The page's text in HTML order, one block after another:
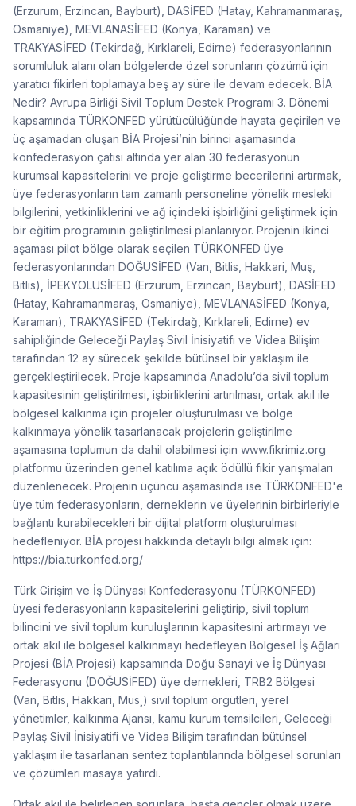
(Erzurum, Erzincan, Bayburt), DASİFED (Hatay, Kahramanmaraş,
Osmaniye), MEVLANASİFED (Konya, Karaman) ve
TRAKYASİFED (Tekirdağ, Kırklareli, Edirne) federasyonlarının
sorumluluk alanı olan bölgelerde özel sorunların çözümü için
yaratıcı fikirleri toplamaya beş ay süre ile devam edecek. BİA
Nedir? Avrupa Birliği Sivil Toplum Destek Programı 3. Dönemi
kapsamında TÜRKONFED yürütücülüğünde hayata geçirilen ve
üç aşamadan oluşan BİA Projesi’nin birinci aşamasında
konfederasyon çatısı altında yer alan 30 federasyonun
kurumsal kapasitelerini ve proje geliştirme becerilerini artırmak,
üye federasyonların tam zamanlı personeline yönelik mesleki
bilgilerini, yetkinliklerini ve ağ içindeki işbirliğini geliştirmek için
bir eğitim programının geliştirilmesi planlanıyor. Projenin ikinci
aşaması pilot bölge olarak seçilen TÜRKONFED üye
federasyonlarından DOĞUSİFED (Van, Bitlis, Hakkari, Muş,
Bitlis), İPEKYOLUSİFED (Erzurum, Erzincan, Bayburt), DASİFED
(Hatay, Kahramanmaraş, Osmaniye), MEVLANASİFED (Konya,
Karaman), TRAKYASİFED (Tekirdağ, Kırklareli, Edirne) ev
sahipliğinde Geleceği Paylaş Sivil İnisiyatifi ve Videa Bilişim
tarafından 12 ay sürecek şekilde bütünsel bir yaklaşım ile
gerçekleştirilecek. Proje kapsamında Anadolu’da sivil toplum
kapasitesinin geliştirilmesi, işbirliklerini artırılması, ortak akıl ile
bölgesel kalkınma için projeler oluşturulması ve bölge
kalkınmaya yönelik tasarlanacak projelerin geliştirilme
aşamasına toplumun da dahil olabilmesi için www.fikrimiz.org
platformu üzerinden genel katılıma açık ödüllü fikir yarışmaları
düzenlenecek. Projenin üçüncü aşamasında ise TÜRKONFED'e
üye tüm federasyonların, derneklerin ve üyelerinin birbirleriyle
bağlantı kurabilecekleri bir dijital platform oluşturulması
hedefleniyor. BİA projesi hakkında detaylı bilgi almak için:
https://bia.turkonfed.org/
Türk Girişim ve İş Dünyası Konfederasyonu (TÜRKONFED)
üyesi federasyonların kapasitelerini geliştirip, sivil toplum
bilincini ve sivil toplum kuruluşlarının kapasitesini artırmayı ve
ortak akıl ile bölgesel kalkınmayı hedefleyen Bölgesel İş Ağları
Projesi (BİA Projesi) kapsamında Doğu Sanayi ve İş Dünyası
Federasyonu (DOĞUSİFED) üye dernekleri, TRB2 Bölgesi
(Van, Bitlis, Hakkari, Mus¸) sivil toplum örgütleri, yerel
yönetimler, kalkınma Ajansı, kamu kurum temsilcileri, Geleceği
Paylaş Sivil İnisiyatifi ve Videa Bilişim tarafından bütünsel
yaklaşım ile tasarlanan sentez toplantılarında bölgesel sorunları
ve çözümleri masaya yatırdı.